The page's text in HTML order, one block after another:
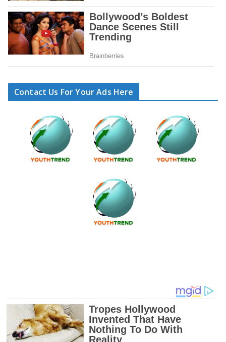
Contact Us For Your Ads Here